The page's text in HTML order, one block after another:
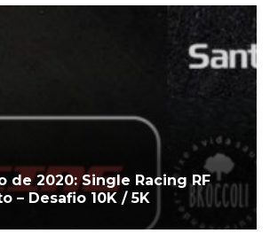
de 2020: Single Racing RF
– Desafio 10K / 5K